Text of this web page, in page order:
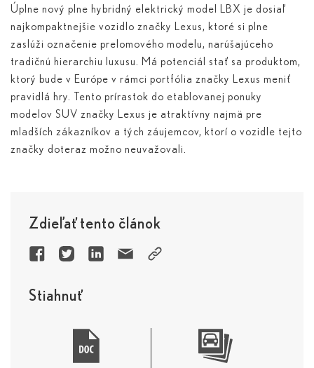
Úplne nový plne hybridný elektrický model LBX je dosiaľ
najkompaktnejšie vozidlo značky Lexus, ktoré si plne
zaslúži označenie prelomového modelu, narúšajúceho
tradičnú hierarchiu luxusu. Má potenciál stať sa produktom,
ktorý bude v Európe v rámci portfólia značky Lexus meniť
pravidlá hry. Tento prírastok do etablovanej ponuky
modelov SUV značky Lexus je atraktívny najmä pre
mladších zákazníkov a tých záujemcov, ktorí o vozidle tejto
značky doteraz možno neuvažovali.
Stiahnuť
Zdieľať tento článok